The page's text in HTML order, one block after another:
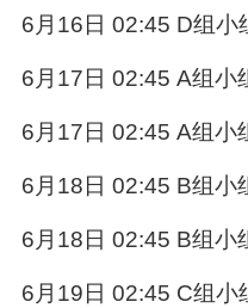
6月16日 02:45 D组小
6月17日 02:45 A组小
6月17日 02:45 A组小
6月18日 02:45 B组小
6月18日 02:45 B组小
6月19日 02:45 C组小